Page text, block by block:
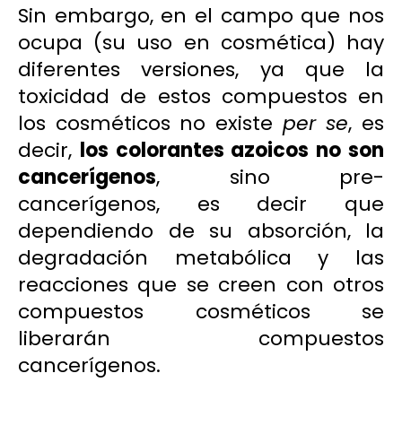
Sin embargo, en el campo que nos
ocupa (su uso en cosmética) hay
diferentes versiones, ya que la
toxicidad de estos compuestos en
los cosméticos no existe per se, es
decir, los colorantes azoicos no son
cancerígenos, sino pre-
cancerígenos, es decir que
dependiendo de su absorción, la
degradación metabólica y las
reacciones que se creen con otros
compuestos cosméticos se
liberarán compuestos
cancerígenos.